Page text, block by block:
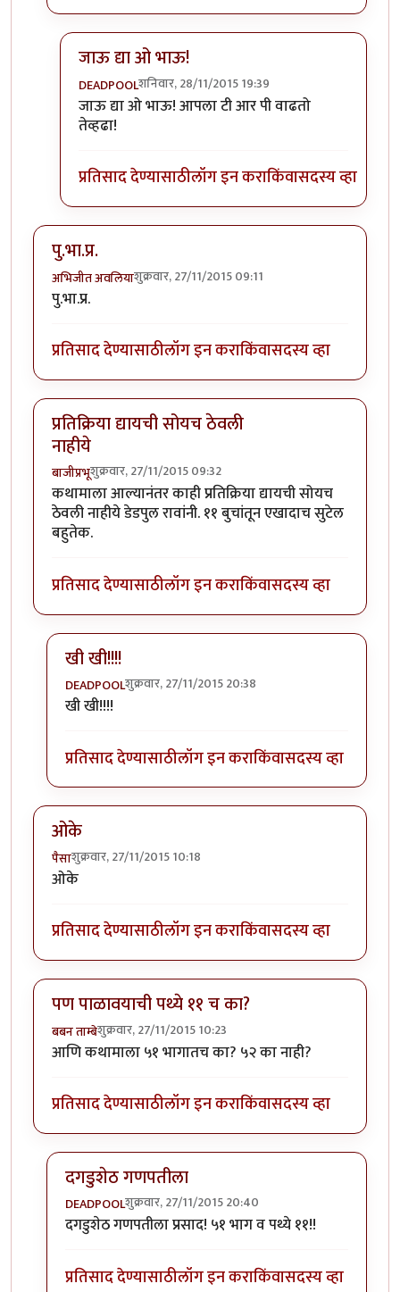
जाऊ द्या ओ भाऊ!
DEADPOOLशनिवार, 28/11/2015 19:39
In reply toनाय वो. मी फक्त पुण्यातलेbyविजुभाऊ
जाऊ द्या ओ भाऊ! आपला टी आर पी वाढतो
तेव्हढा!
प्रतिसाद देण्यासाठीलॉग इन कराकिंवासदस्य व्हा
पु.भा.प्र.
अभिजीत अवलियाशुक्रवार, 27/11/2015 09:11
पु.भा.प्र.
प्रतिसाद देण्यासाठीलॉग इन कराकिंवासदस्य व्हा
प्रतिक्रिया द्यायची सोयच ठेवली
नाहीये
बाजीप्रभूशुक्रवार, 27/11/2015 09:32
कथामाला आल्यानंतर काही प्रतिक्रिया द्यायची सोयच
ठेवली नाहीये डेडपुल रावांनी. ११ बुचांतून एखादाच सुटेल
बहुतेक.
प्रतिसाद देण्यासाठीलॉग इन कराकिंवासदस्य व्हा
खी खी!!!!
DEADPOOLशुक्रवार, 27/11/2015 20:38
In reply to
खी खी!!!!
प्रतिसाद देण्यासाठीलॉग इन कराकिंवासदस्य व्हा
ओके
पैसाशुक्रवार, 27/11/2015 10:18
ओके
प्रतिसाद देण्यासाठीलॉग इन कराकिंवासदस्य व्हा
पण पाळावयाची पथ्ये ११ च का?
बबन ताम्बेशुक्रवार, 27/11/2015 10:23
आणि कथामाला ५१ भागातच का? ५२ का नाही?
प्रतिसाद देण्यासाठीलॉग इन कराकिंवासदस्य व्हा
दगडुशेठ गणपतीला
DEADPOOLशुक्रवार, 27/11/2015 20:40
In reply toपण पाळावयाची पथ्ये ११ च का?by
दगडुशेठ गणपतीला प्रसाद! ५१ भाग व पथ्ये ११!!
प्रतिसाद देण्यासाठीलॉग इन कराकिंवासदस्य व्हा